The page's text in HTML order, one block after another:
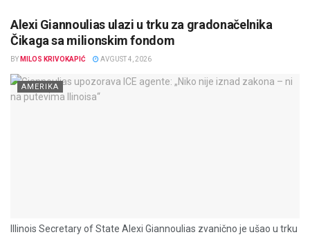
Alexi Giannoulias ulazi u trku za gradonačelnika
Čikaga sa milionskim fondom
BY MILOS KRIVOKAPIĆ AVGUST 4, 2026
AMERIKA
Illinois Secretary of State Alexi Giannoulias zvanično je ušao u trku